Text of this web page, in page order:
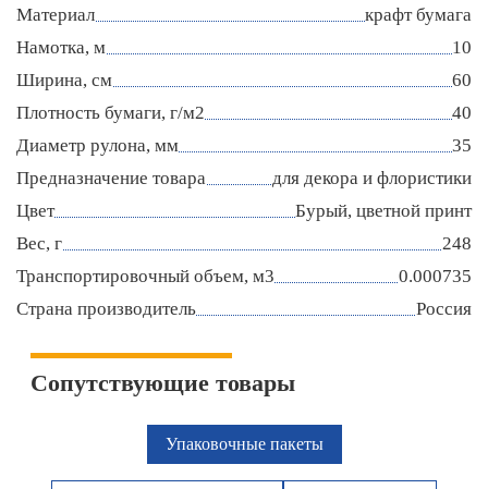
Материал
крафт бумага
Намотка, м
10
Ширина, см
60
Плотность бумаги, г/м2
40
Диаметр рулона, мм
35
Предназначение товара
для декора и флористики
Цвет
Бурый, цветной принт
Вес, г
248
Транспортировочный объем, м3
0.000735
Страна производитель
Россия
Сопутствующие товары
Упаковочные пакеты